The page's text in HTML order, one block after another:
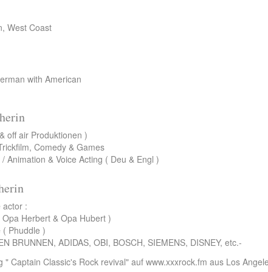
West Coast
with American
off air Produktionen )
Comedy & Games
Animation & Voice Acting ( Deu & Engl )
actor :
Herbert & Opa Hubert )
Phuddle )
BRUNNEN, ADIDAS, OBI, BOSCH, SIEMENS, DISNEY, etc.-
Captain Classic's Rock revival" auf www.xxxrock.fm aus Los